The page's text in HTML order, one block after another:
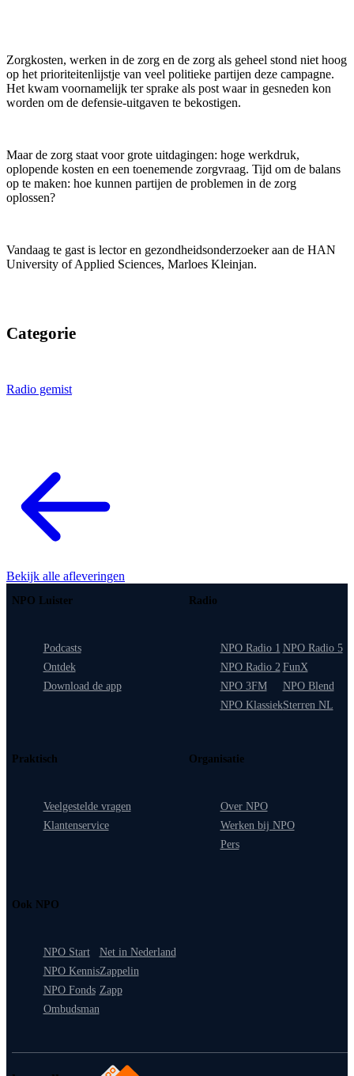
Zorgkosten, werken in de zorg en de zorg als geheel stond niet hoog
op het prioriteitenlijstje van veel politieke partijen deze campagne.
Het kwam voornamelijk ter sprake als post waar in gesneden kon
worden om de defensie-uitgaven te bekostigen.
Maar de zorg staat voor grote uitdagingen: hoge werkdruk,
oplopende kosten en een toenemende zorgvraag. Tijd om de balans
op te maken: hoe kunnen partijen de problemen in de zorg
oplossen?
Vandaag te gast is lector en gezondheidsonderzoeker aan de HAN
University of Applied Sciences, Marloes Kleinjan.
Categorie
Radio gemist
Bekijk alle afleveringen
NPO Luister
Podcasts
Ontdek
Download de app
Radio
NPO Radio 1
NPO Radio 2
NPO 3FM
NPO Klassiek
NPO Radio 5
FunX
NPO Blend
Sterren NL
Praktisch
Veelgestelde vragen
Klantenservice
Organisatie
Over NPO
Werken bij NPO
Pers
Ook NPO
NPO Start
NPO Kennis
NPO Fonds
Ombudsman
Net in Nederland
Zappelin
Zapp